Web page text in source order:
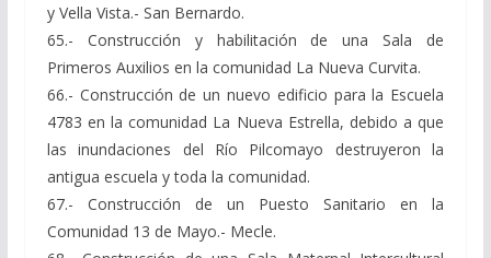
y Vella Vista.- San Bernardo.
65.- Construcción y habilitación de una Sala de
Primeros Auxilios en la comunidad La Nueva Curvita.
66.- Construcción de un nuevo edificio para la Escuela
4783 en la comunidad La Nueva Estrella, debido a que
las inundaciones del Río Pilcomayo destruyeron la
antigua escuela y toda la comunidad.
67.- Construcción de un Puesto Sanitario en la
Comunidad 13 de Mayo.- Mecle.